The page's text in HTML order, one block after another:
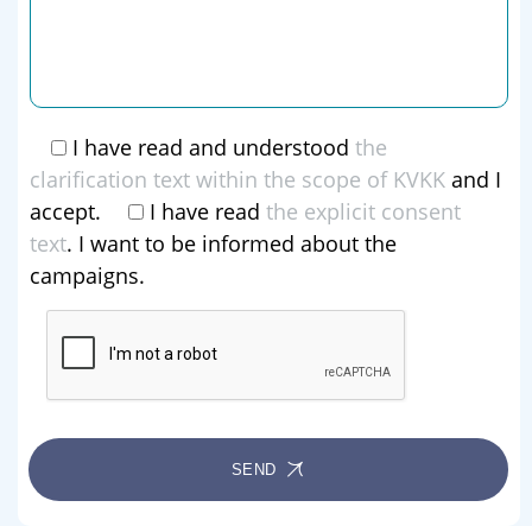
I have read and understood the
clarification text within the scope of KVKK and I
accept.
I have read the explicit consent
text. I want to be informed about the
campaigns.
SEND